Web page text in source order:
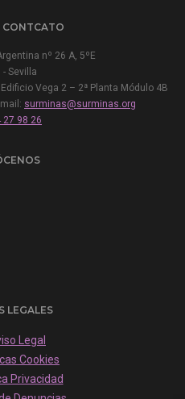
CONTCATO
nº 26 A, 5ºE
- Sevilla
Vega 2 – 2ª Planta Módulo 4B
surminas@surminas.org
27 98 26
LEGALES
Legal
Cookies
Privacidad